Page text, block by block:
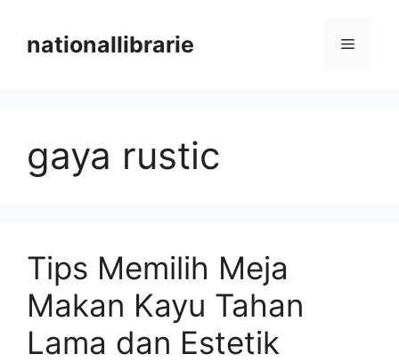
contentnationallibrarie Menu
gaya rustic
Tips Memilih Meja
Makan Kayu Tahan
Lama dan Estetik